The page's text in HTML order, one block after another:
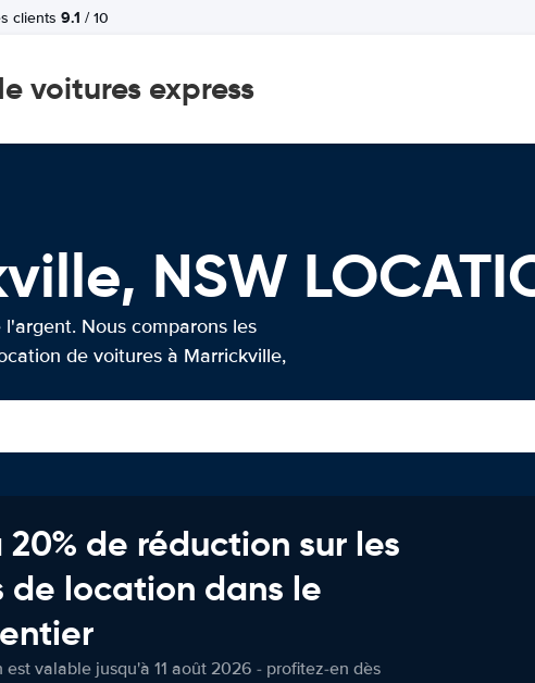
clients 9.1 / 10
voitures express
NSW
Nous comparons les
de voitures à Marrickville,
de réduction sur les
de location dans le
valable jusqu'à 11 août 2026 - profitez-en dès